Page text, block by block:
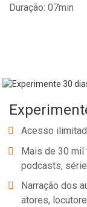
Duração: 07min
Acesso
Mais de 30 mil
podcasts,
Narração dos
atores,